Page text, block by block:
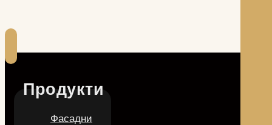
Продукти
Фасадни